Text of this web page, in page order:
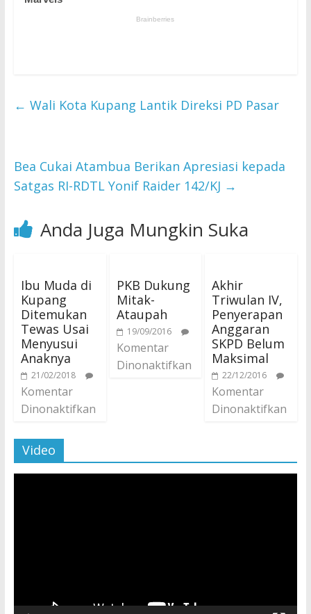
← Wali Kota Kupang Lantik Direksi PD Pasar
Bea Cukai Atambua Berikan Apresiasi kepada
Satgas RI-RDTL Yonif Raider 142/KJ →
Anda Juga Mungkin Suka
Ibu Muda di
Kupang
Ditemukan
Tewas Usai
Menyusui
Anaknya
21/02/2018
Komentar
Dinonaktifkan
PKB Dukung
Mitak-
Ataupah
19/09/2016
Komentar
Dinonaktifkan
Akhir
Triwulan IV,
Penyerapan
Anggaran
SKPD Belum
Maksimal
22/12/2016
Komentar
Dinonaktifkan
Video